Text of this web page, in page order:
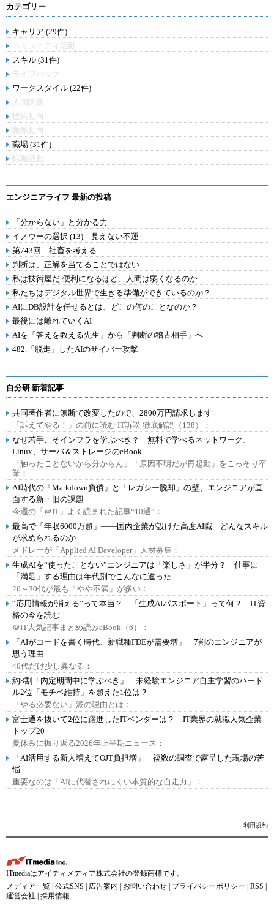
カテゴリー
キャリア (29件)
コミュニティ活動
スキル (31件)
ライフハック
ワークスタイル (22件)
人間関係
技術動向
業界動向
職場 (31件)
転職活動
エンジニアライフ 最新の投稿
「分からない」と分かる力
イノウーの選択 (13) 見えない不運
第743回 社畜を考える
判断は、正解を当てることではない
私は技術屋だ-便利になるほど、人間は弱くなるのか
私たちはデジタル世界で生きる準備ができているのか？
AIにDB設計を任せるとは、どこの何のことなのか？
最後には離れていくAI
AIを「答えを教える先生」から「判断の稽古相手」へ
482.「脱走」したAIのサイバー攻撃
自分研 新着記事
共同著作者に無断で改変したので、2800万円請求します
「訴えてやる！」の前に読む IT訴訟 徹底解説（138）：
なぜ若手こそインフラを学ぶべき？ 無料で学べるネットワーク、
Linux、サーバ＆ストレージのeBook
「触ったことないから分からん」「原因不明だが再起動」をこっそり卒
業：
AI時代の「Markdown負債」と「レガシー脱却」の壁、エンジニアが直
面する新・旧の課題
今週の「＠IT」よく読まれた記事“10選”：
最高で「年収6000万超」――国内企業が設けた高度AI職 どんなスキル
が求められるのか
メドレーが「Applied AI Developer」人材募集：
生成AIを“使ったことない”エンジニアは「楽しさ」が半分？ 仕事に
「満足」する理由は年代別でこんなに違った
20～30代が最も「やや不満」が多い：
“応用情報が消える”って本当？ 「生成AIパスポート」って何？ IT資
格の今を読む
＠IT人気記事まとめ読みeBook（6）：
「AIがコードを書く時代、新職種FDEが需要増」 7割のエンジニアが
思う理由
40代だけ少し異なる：
約8割「内定期間中に学ぶべき」 未経験エンジニア自主学習のハード
ル2位「モチベ維持」を超えた1位は？
「やる必要ない」派の理由とは：
富士通を抜いて2位に躍進したITベンダーは？ IT業界の就職人気企業
トップ20
夏休みに振り返る2026年上半期ニュース：
「AI活用する新人増えてOJT負担増」 複数の調査で露呈した現場の苦
悩
重要なのは「AIに代替されにくい本質的な自走力」：
利用規約
ITmediaはアイティメディア株式会社の登録商標です。
メディア一覧 公式SNS 広告案内 お問い合わせ プライバシーポリシー RSS
運営会社
採用情報